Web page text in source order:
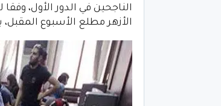
الناجحين في الدور الأول،
الأزهر مطلع الأسبوع